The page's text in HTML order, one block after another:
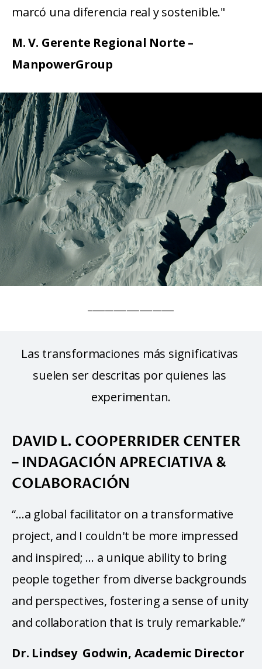
marcó una diferencia real y sostenible."
M. V. Gerente Regional Norte –
ManpowerGroup
Las transformaciones más significativas
suelen ser descritas por quienes las
experimentan.
DAVID L. COOPERRIDER CENTER
– INDAGACIÓN APRECIATIVA &
COLABORACIÓN
“…a global facilitator on a transformative
project, and I couldn't be more impressed
and inspired; … a unique ability to bring
people together from diverse backgrounds
and perspectives, fostering a sense of unity
and collaboration that is truly remarkable.”
Dr. Lindsey  Godwin, Academic Director